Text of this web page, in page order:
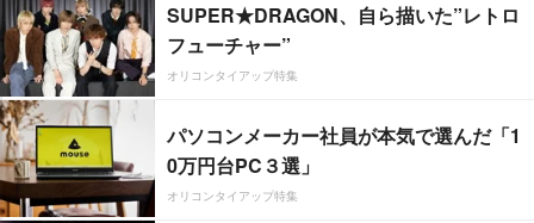
SUPER★DRAGON、自ら描いた”レトロ
フューチャー”
オリコンタイアップ特集
パソコンメーカー社員が本気で選んだ「1
0万円台PC３選」
オリコンタイアップ特集